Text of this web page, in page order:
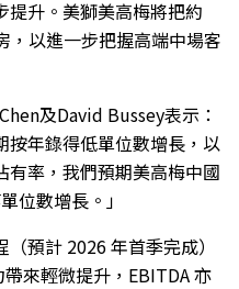
提升。美獅美高梅將把約
，以進一步把握高端中場客
及David Bussey表示：
按年錄得低單位數增長，以
有率，我們預期美高梅中國
位數增長。」
預計 2026 年首季完成）
來輕微提升，EBITDA 亦